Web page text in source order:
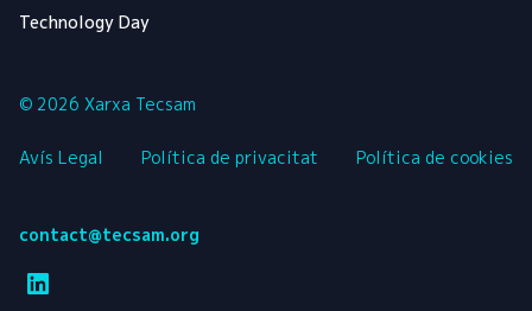
Technology Day
© 2026 Xarxa Tecsam
Avís Legal Política de privacitat Política de cookies
contact@tecsam.org